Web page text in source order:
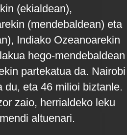
(ekialdean),
(mendebaldean) eta
Indiako Ozeanoarekin
hego-mendebaldean
partekatua da. Nairobi
du, eta 46 milioi biztanle.
zaio, herrialdeko leku
altuenari.